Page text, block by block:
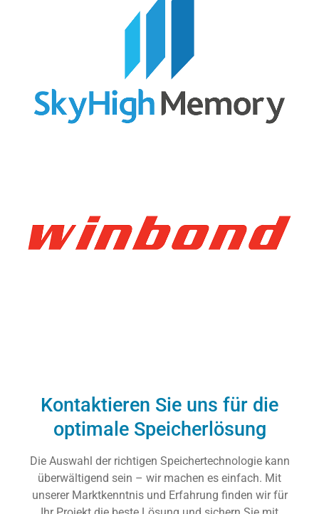
Kontaktieren Sie uns für die
optimale Speicherlösung
Die Auswahl der richtigen Speichertechnologie kann
überwältigend sein – wir machen es einfach. Mit
unserer Marktkenntnis und Erfahrung finden wir für